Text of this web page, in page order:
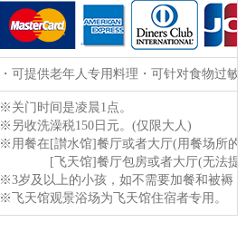
・可提供老年人专用料理・可针对食物过
※关门时间是凌晨1点。
※另收洗澡税150日元。(仅限大人)
※用餐在[讃水馆]餐厅或者大厅(用餐场所的
[飞天馆]餐厅包房或者大厅(无法提供
※3岁及以上的小孩，如不需要加餐和被褥
※飞天馆观景浴场为飞天馆住宿者专用。